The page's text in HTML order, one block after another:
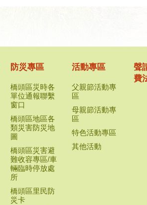
防災專區
橋頭區災時各
單位通報聯繫
窗口
橋頭區地區各
類災害防災地
圖
橋頭區災害避
難收容專區/車
輛臨時停放處
所
橋頭區里民防
災卡
活動專區
父親節活動專
區
母親節活動專
區
特色活動專區
其他活動
聲
費